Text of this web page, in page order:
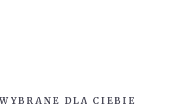
DLA CIEBIE